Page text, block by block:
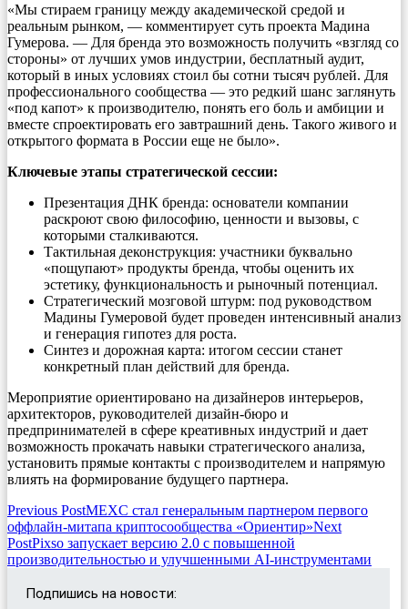
«Мы стираем границу между академической средой и
реальным рынком, — комментирует суть проекта Мадина
Гумерова. — Для бренда это возможность получить «взгляд со
стороны» от лучших умов индустрии, бесплатный аудит,
который в иных условиях стоил бы сотни тысяч рублей. Для
профессионального сообщества — это редкий шанс заглянуть
«под капот» к производителю, понять его боль и амбиции и
вместе спроектировать его завтрашний день. Такого живого и
открытого формата в России еще не было».
Ключевые этапы стратегической сессии:
Презентация ДНК бренда: основатели компании
раскроют свою философию, ценности и вызовы, с
которыми сталкиваются.
Тактильная деконструкция: участники буквально
«пощупают» продукты бренда, чтобы оценить их
эстетику, функциональность и рыночный потенциал.
Стратегический мозговой штурм: под руководством
Мадины Гумеровой будет проведен интенсивный анализ
и генерация гипотез для роста.
Синтез и дорожная карта: итогом сессии станет
конкретный план действий для бренда.
Мероприятие ориентировано на дизайнеров интерьеров,
архитекторов, руководителей дизайн-бюро и
предпринимателей в сфере креативных индустрий и дает
возможность прокачать навыки стратегического анализа,
установить прямые контакты с производителем и напрямую
влиять на формирование будущего партнера.
Post
navigation
Previous PostMEXC стал генеральным партнером первого
оффлайн-митапа криптосообщества «Ориентир»Next
PostPixso запускает версию 2.0 с повышенной
производительностью и улучшенными AI-инструментами
Подпишись на новости: